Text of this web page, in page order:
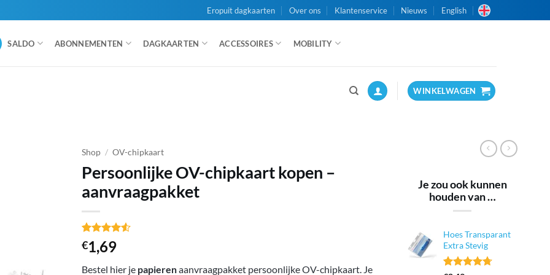
Eropuit dagkaarten Over ons Klantenservice Nieuws English
SALDO ABONNEMENTEN DAGKAARTEN ACCESSOIRES MOBILITY
WINKELWAGEN
Shop / OV-chipkaart
Persoonlijke OV-chipkaart kopen –
aanvraagpakket
Gewaardeerd
4.49op 5
op
37
klant
€1,69
Bestel hier je papierenaanvraagpakket persoonlijke OV-chipkaart. Je
Je zou ook kunnen
houden van …
Hoes Transparant
Extra Stevig